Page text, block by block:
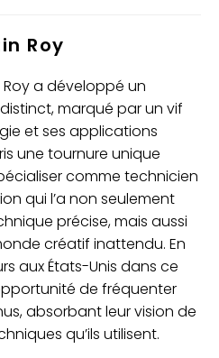
Roy
Roy a développé un
marqué par un vif
et ses applications
une tournure unique
comme technicien
qui l’a non seulement
précise, mais aussi
créatif inattendu. En
aux États-Unis dans ce
de fréquenter
absorbant leur vision de
qu’ils utilisent.